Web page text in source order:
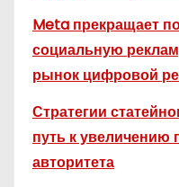
Meta прекращает
социальную
рынок цифровой
Стратегии
путь к увеличению
авторитета